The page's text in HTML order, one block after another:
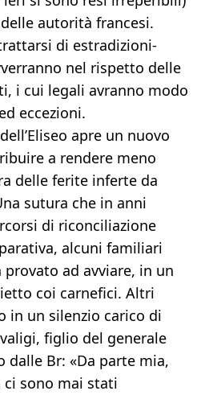
autorità francesi.
di estradizioni-
nel rispetto delle
i cui legali avranno modo
eccezioni.
apre un nuovo
a rendere meno
delle ferite inferte da
sutura che in anni
di riconciliazione
alcuni familiari
ad avviare, in un
coi carnefici. Altri
in un silenzio carico di
figlio del generale
dalle Br: «Da parte mia,
sono mai stati